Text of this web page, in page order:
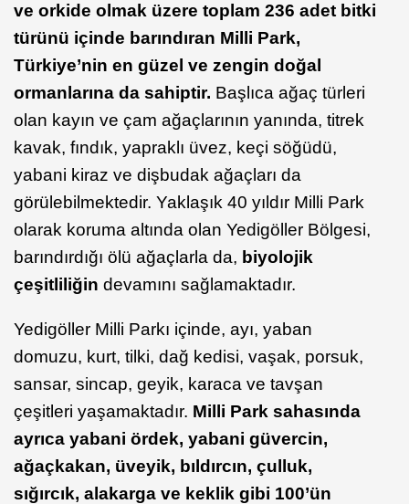
ve orkide olmak üzere toplam 236 adet bitki
türünü içinde barındıran Milli Park,
Türkiye’nin en güzel ve zengin doğal
ormanlarına da sahiptir. Başlıca ağaç türleri
olan kayın ve çam ağaçlarının yanında, titrek
kavak, fındık, yapraklı üvez, keçi söğüdü,
yabani kiraz ve dişbudak ağaçları da
görülebilmektedir. Yaklaşık 40 yıldır Milli Park
olarak koruma altında olan Yedigöller Bölgesi,
barındırdığı ölü ağaçlarla da, biyolojik
çeşitliliğin devamını sağlamaktadır.
Yedigöller Milli Parkı içinde, ayı, yaban
domuzu, kurt, tilki, dağ kedisi, vaşak, porsuk,
sansar, sincap, geyik, karaca ve tavşan
çeşitleri yaşamaktadır. Milli Park sahasında
ayrıca yabani ördek, yabani güvercin,
ağaçkakan, üveyik, bıldırcın, çulluk,
sığırcık, alakarga ve keklik gibi 100’ün